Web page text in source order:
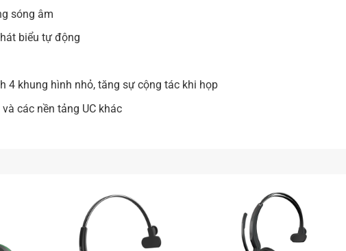
Director)
phép chia khung hình thành 4 phần nhỏ để tăng sự cộng tác. Thiết bị
, mang đến hiệu quả làm việc nhóm vượt trội.
là có thể sử dụng ngay, không cần cài đặt phức tạp. Với thiết kế
tối ưu hiệu quả cho doanh nghiệp.
sóng âm
biểu tự động
4 khung hình nhỏ, tăng sự cộng tác khi họp
các nền tảng UC khác